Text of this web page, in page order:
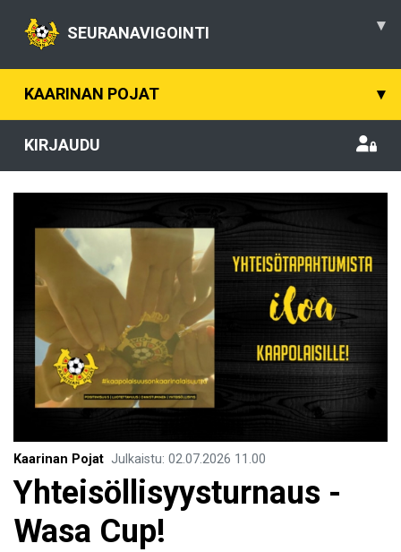
SEURANAVIGOINTI ▾
KAARINAN POJAT ▾
KIRJAUDU
Kaarinan Pojat Julkaistu: 02.07.2026 11.00
Yhteisöllisyysturnaus -
Wasa Cup!